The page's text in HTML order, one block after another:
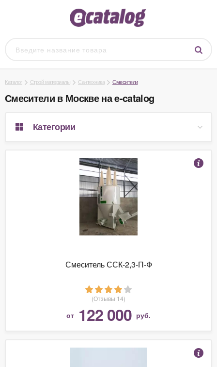
Каталог Строй материалы Сантехника Смесители
Смесители в Москве на e-catalog
Категории
Смеситель ССК-2,3-П-Ф
(Отзывы 14)
от 122 000 руб.